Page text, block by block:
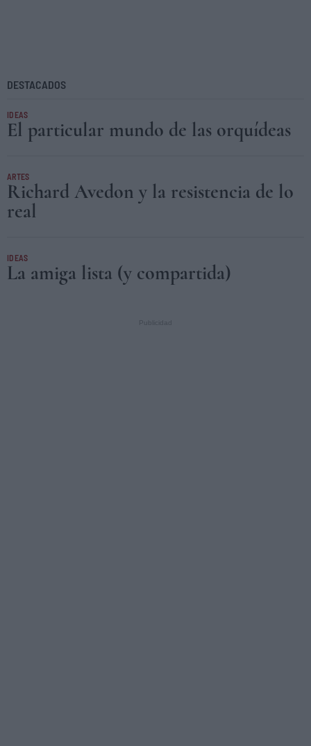
DESTACADOS
IDEAS
El particular mundo de las orquídeas
ARTES
Richard Avedon y la resistencia de lo
real
IDEAS
La amiga lista (y compartida)